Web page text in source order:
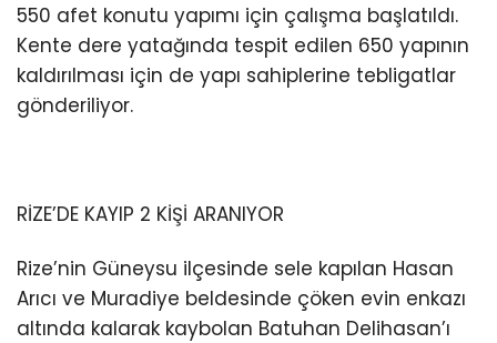
550 afet konutu yapımı için çalışma başlatıldı.
Kente dere yatağında tespit edilen 650 yapının
kaldırılması için de yapı sahiplerine tebligatlar
gönderiliyor.
RİZE’DE KAYIP 2 KİŞİ ARANIYOR
Rize’nin Güneysu ilçesinde sele kapılan Hasan
Arıcı ve Muradiye beldesinde çöken evin enkazı
altında kalarak kaybolan Batuhan Delihasan’ı